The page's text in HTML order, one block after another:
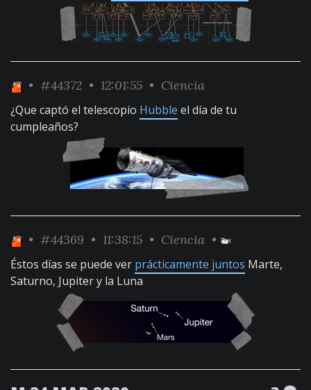
• #44372 • 12:01:55 • Ciencia
¿Que captó el telescopio Hubble el día de tu
cumpleaños?
• #44369 • 11:38:15 • Ciencia •
Éstos días se puede ver prácticamente juntos Marte,
Saturno, Jupiter y la Luna